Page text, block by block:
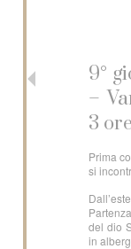
9°
–
3
Prima
si
del dio
in